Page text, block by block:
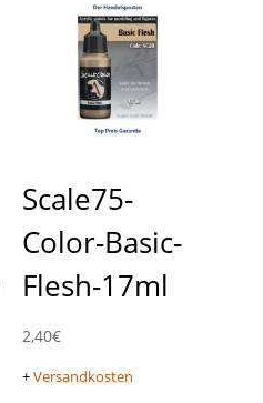
Scale75-
Color-Basic-
Flesh-17ml
2,40€
+Versandkosten